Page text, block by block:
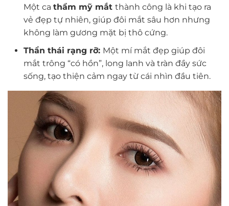
Một ca thẩm mỹ mắt thành công là khi tạo ra
vẻ đẹp tự nhiên, giúp đôi mắt sâu hơn nhưng
không làm gương mặt bị thô cứng.
Thần thái rạng rỡ: Một mí mắt đẹp giúp đôi
mắt trông “có hồn”, long lanh và tràn đầy sức
sống, tạo thiện cảm ngay từ cái nhìn đầu tiên.